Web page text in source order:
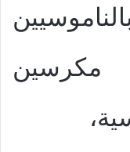
مكرسين